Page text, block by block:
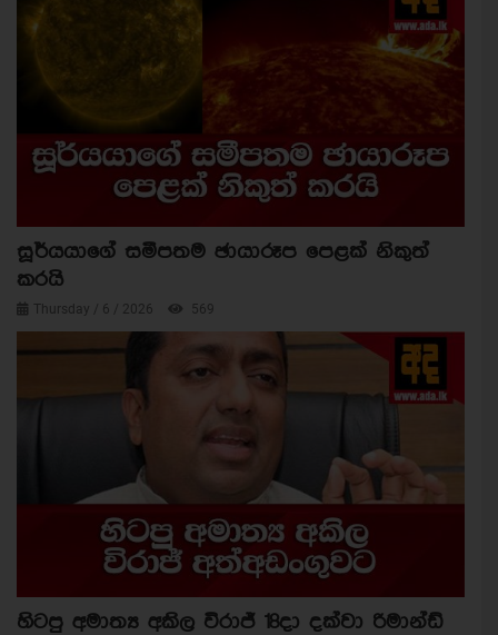
සූර්යයාගේ සමීපතම ඡායාරූප පෙළක් නිකුත්
කරයි
Thursday / 6 / 2026 569
හිටපු අමාත්‍ය අකිල විරාජ් 18දා දක්වා රිමාන්ඩ්